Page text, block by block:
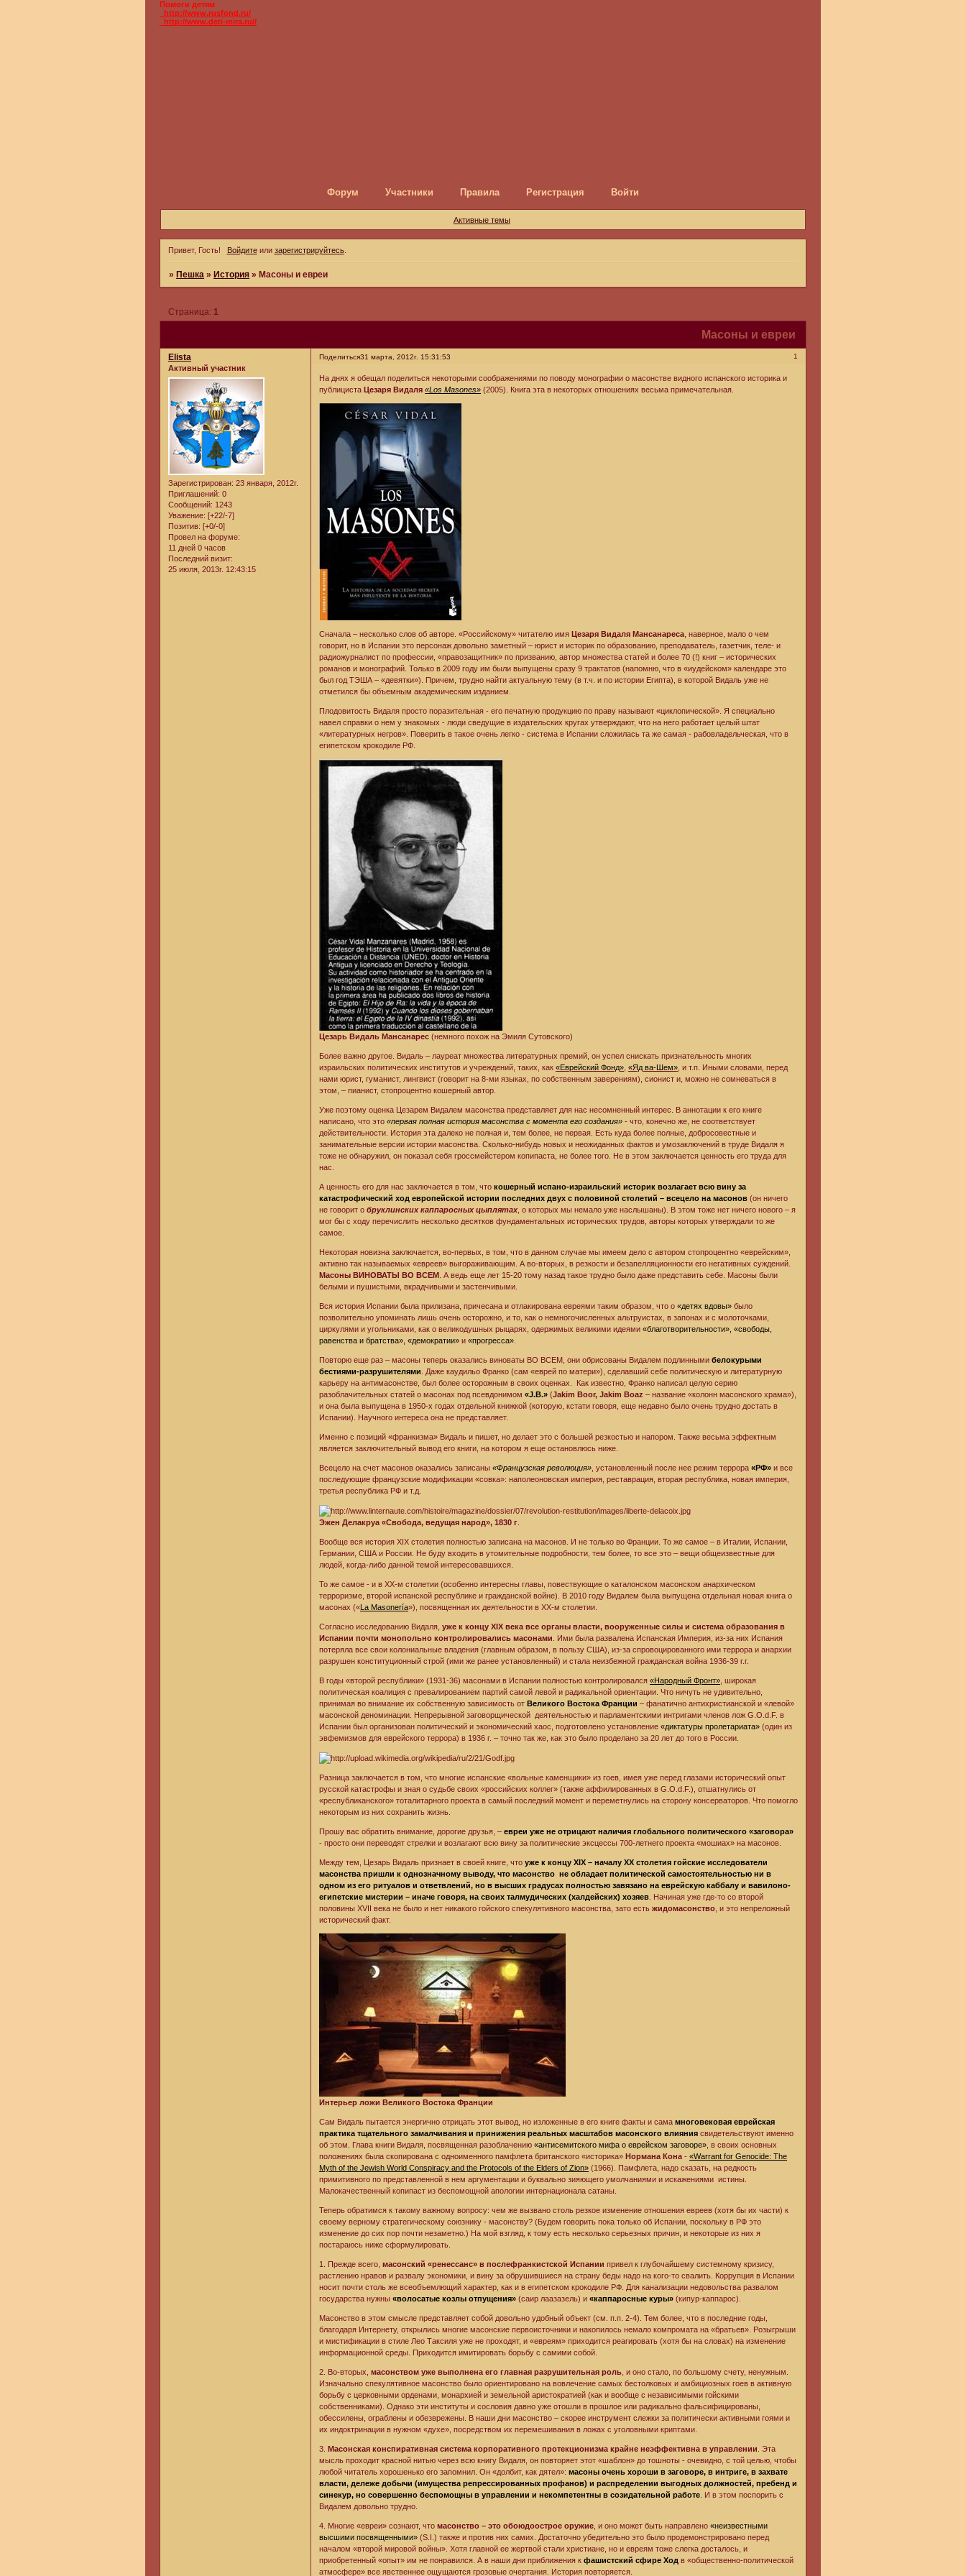
Помоги детям
_http://www.rusfond.ru/
_http://www.deti-mira.ru//
Форум Участники Правила Регистрация Войти
Активные темы
Привет, Гость! Войдитеили зарегистрируйтесь.
» Пешка » История » Масоны и евреи
Масоны и евреи
Страница: 1
Поделиться 1
31 марта, 2012г. 15:31:53
Elista
Активный участник
Зарегистрирован: 23 января, 2012г.
Приглашений: 0
Сообщений: 1243
Уважение: [+22/-7]
Позитив: [+0/-0]
Провел на форуме:
11 дней 0 часов
Последний визит:
25 июля, 2013г. 12:43:15
На днях я обещал поделиться некоторыми соображениями по поводу монографии о масонстве видного испанского историка и
публицистаЦезаря Видаля «Los Masones» (2005). Книга эта в некоторых отношениях весьма примечательная.
Сначала – несколько слов об авторе. «Российскому» читателю имяЦезаря Видаля Мансанареса , наверное, мало о чем
говорит, но в Испании это персонаж довольно заметный – юрист и историк по образованию, преподаватель, газетчик, теле- и
радиожурналист по профессии, «правозащитник» по призванию, автор множества статей и более 70 (!) книг – исторических
романов и монографий. Только в 2009 году им были выпущены сразу 9 трактатов (напомню, что в «иудейском» календаре это
был год ТЭША – «девятки»). Причем, трудно найти актуальную тему (в т.ч. и по истории Египта), в которой Видаль уже не
отметился бы объемным академическим изданием.
Плодовитость Видаля просто поразительная - его печатную продукцию по праву называют «циклопической». Я специально
навел справки о нем у знакомых - люди сведущие в издательских кругах утверждают, что на него работает целый штат
«литературных негров». Поверить в такое очень легко - система в Испании сложилась та же самая - рабовладельческая, что в
египетском крокодиле РФ.
Цезарь Видаль Мансанарес (немного похож на Эмиля Сутовского)
Более важно другое. Видаль – лауреат множества литературных премий, он успел снискать признательность многих
израильских политических институтов и учреждений, таких, как«Еврейский Фонд» ,«Яд ва-Шем» , и т.п. Иными словами, перед
нами юрист, гуманист, лингвист (говорит на 8-ми языках, по собственным заверениям), сионист и, можно не сомневаться в
этом, – пианист, стопроцентно кошерный автор.
Уже поэтому оценка Цезарем Видалем масонства представляет для нас несомненный интерес. В аннотации к его книге
написано, что это«первая полная история масонства с момента его создания» - что, конечно же, не соответствует
действительности. История эта далеко не полная и, тем более, не первая. Есть куда более полные, добросовестные и
занимательные версии истории масонства. Сколько-нибудь новых и неожиданных фактов и умозаключений в труде Видаля я
тоже не обнаружил, он показал себя гроссмейстером копипаста, не более того. Не в этом заключается ценность его труда для
нас.
А ценность его для нас заключается в том, чтокошерный испано-израильский историк возлагает всю вину за
катастрофический ход европейской истории последних двух с половиной столетий – всецело на масонов (он ничего
не говорит обруклинских каппаросных цыплятах, о которых мы немало уже наслышаны). В этом тоже нет ничего нового – я
мог бы с ходу перечислить несколько десятков фундаментальных исторических трудов, авторы которых утверждали то же
самое.
Некоторая новизна заключается, во-первых, в том, что в данном случае мы имеем дело с автором стопроцентно «еврейским»,
активно так называемых «евреев» выгораживающим. А во-вторых, в резкости и безапелляционности его негативных суждений.
Масоны ВИНОВАТЫ ВО ВСЕМ . А ведь еще лет 15-20 тому назад такое трудно было даже представить себе. Масоны были
белыми и пушистыми, вкрадчивыми и застенчивыми.
Вся история Испании была прилизана, причесана и отлакирована евреями таким образом, что о«детях вдовы» было
позволительно упоминать лишь очень осторожно, и то, как о немногочисленных альтруистах, в запонах и с молоточками,
циркулями и угольниками, как о великодушных рыцарях, одержимых великими идеями«благотворительности», «свободы,
равенства и братства», «демократии» и«прогресса»
Повторю еще раз – масоны теперь оказались виноваты ВО ВСЕМ, они обрисованы Видалем подлиннымибелокурыми
бестиями-разрушителями . Даже каудильо Франко (сам «еврей по матери»), сделавший себе политическую и литературную
карьеру на антимасонстве, был более осторожным в своих оценках. Как известно, Франко написал целую серию
разоблачительных статей о масонах под псевдонимом«J.B.» (Jakim Boor, Jakim Boaz – название «колонн масонского храма»),
и она была выпущена в 1950-х годах отдельной книжкой (которую, кстати говоря, еще недавно было очень трудно достать в
Испании). Научного интереса она не представляет.
Именно с позиций «франкизма» Видаль и пишет, но делает это с большей резкостью и напором. Также весьма эффектным
является заключительный вывод его книги, на котором я еще остановлюсь ниже.
Всецело на счет масонов оказались записаны«Французская революция» , установленный после нее режим террора«РФ» и все
последующие французские модификации «совка»: наполеоновская империя, реставрация, вторая республика, новая империя,
третья республика РФ и т.д.
Эжен Делакруа «Свобода, ведущая народ», 1830 г
Вообще вся история XIX столетия полностью записана на масонов. И не только во Франции. То же самое – в Италии, Испании,
Германии, США и России. Не буду входить в утомительные подробности, тем более, то все это – вещи общеизвестные для
людей, когда-либо данной темой интересовавшихся.
То же самое - и в ХХ-м столетии (особенно интересны главы, повествующие о каталонском масонском анархическом
терроризме, второй испанской республике и гражданской войне). В 2010 году Видалем была выпущена отдельная новая книга о
масонах («La Masonería»), посвященная их деятельности в XX-м столетии.
Согласно исследованию Видаля,уже к концу XIX века все органы власти, вооруженные силы и система образования в
Испании почти монопольно контролировались масонами . Ими была развалена Испанская Империя, из-за них Испания
потеряла все свои колониальные владения (главным образом, в пользу США), из-за спровоцированного ими террора и анархии
разрушен конституционный строй (ими же ранее установленный) и стала неизбежной гражданская война 1936-39 г.г.
В годы «второй республики» (1931-36) масонами в Испании полностью контролировался«Народный Фронт» , широкая
политическая коалиция с превалированием партий самой левой и радикальной ориентации. Что ничуть не удивительно,
принимая во внимание их собственную зависимость отВеликого Востока Франции – фанатично антихристианской и «левой»
масонской деноминации. Непрерывной заговорщической деятельностью и парламентскими интригами членов лож G.O.d.F. в
Испании был организован политический и экономический хаос, подготовлено установление«диктатуры пролетариата» (один из
эвфемизмов для еврейского террора) в 1936 г. – точно так же, как это было проделано за 20 лет до того в России.
Разница заключается в том, что многие испанские «вольные каменщики» из гоев, имея уже перед глазами исторический опыт
русской катастрофы и зная о судьбе своих «российских коллег» (также аффилированных в G.O.d.F.), отшатнулись от
«республиканского» тоталитарного проекта в самый последний момент и переметнулись на сторону консерваторов. Что помогло
некоторым из них сохранить жизнь.
Прошу вас обратить внимание, дорогие друзья, –евреи уже не отрицают наличия глобального политического «заговора»
- просто они переводят стрелки и возлагают всю вину за политические эксцессы 700-летнего проекта «мошиах» на масонов.
Между тем, Цезарь Видаль признает в своей книге, чтоуже к концу XIX – началу XX столетия гойские исследователи
масонства пришли к однозначному выводу, что масонство не обладает политической самостоятельностью ни в
одном из его ритуалов и ответвлений, но в высших градусах полностью завязано на еврейскую каббалу и вавилоно-
египетские мистерии – иначе говоря, на своих талмудических (халдейских) хозяев . Начиная уже где-то со второй
половины XVII века не было и нет никакого гойского спекулятивного масонства, зато естьжидомасонство , и это непреложный
исторический факт.
Интерьер ложи Великого Востока Франции
Сам Видаль пытается энергично отрицать этот вывод, но изложенные в его книге факты и самамноговековая еврейская
практика тщательного замалчивания и принижения реальных масштабов масонского влияния свидетельствуют именно
об этом. Глава книги Видаля, посвященная разоблачению«антисемитского мифа о еврейском заговоре» , в своих основных
положениях была скопирована с одноименного памфлета британского «историка»Нормана Кона -«Warrant for Genocide: The
Myth of the Jewish World Conspiracy and the Protocols of the Elders of Zion» (1966). Памфлета, надо сказать, на редкость
примитивного по представленной в нем аргументации и буквально зияющего умолчаниями и искажениями истины.
Малокачественный копипаст из беспомощной апологии интернационала сатаны.
Теперь обратимся к такому важному вопросу: чем же вызвано столь резкое изменение отношения евреев (хотя бы их части) к
своему верному стратегическому союзнику - масонству? (Будем говорить пока только об Испании, поскольку в РФ это
изменение до сих пор почти незаметно.) На мой взгляд, к тому есть несколько серьезных причин, и некоторые из них я
постараюсь ниже сформулировать.
1. Прежде всего,масонский «ренессанс» в послефранкистской Испании привел к глубочайшему системному кризису,
растлению нравов и развалу экономики, и вину за обрушившиеся на страну беды надо на кого-то свалить. Коррупция в Испании
носит почти столь же всеобъемлющий характер, как и в египетском крокодиле РФ. Для канализации недовольства развалом
государства нужны«волосатые козлы отпущения» (саир лаазазель) и«каппаросные куры» (кипур-каппарос).
Масонство в этом смысле представляет собой довольно удобный объект (см. п.п. 2-4). Тем более, что в последние годы,
благодаря Интернету, открылись многие масонские первоисточники и накопилось немало компромата на «братьев». Розыгрыши
и мистификации в стиле Лео Таксиля уже не проходят, и «евреям» приходится реагировать (хотя бы на словах) на изменение
информационной среды. Приходится имитировать борьбу с самими собой.
2. Во-вторых,масонством уже выполнена его главная разрушительная роль , и оно стало, по большому счету, ненужным.
Изначально спекулятивное масонство было ориентировано на вовлечение самых бестолковых и амбициозных гоев в активную
борьбу с церковными орденами, монархией и земельной аристократией (как и вообще с независимыми гойскими
собственниками). Однако эти институты и сословия давно уже отошли в прошлое или радикально фальсифицированы,
обессилены, ограблены и обезврежены. В наши дни масонство – скорее инструмент слежки за политически активными гоями и
их индоктринации в нужном «духе», посредством их перемешивания в ложах с уголовными криптами.
3.Масонская конспиративная система корпоративного протекционизма крайне неэффективна в управлении . Эта
мысль проходит красной нитью через всю книгу Видаля, он повторяет этот «шаблон» до тошноты - очевидно, с той целью, чтобы
любой читатель хорошенько его запомнил. Он «долбит, как дятел»:масоны очень хороши в заговоре, в интриге, в захвате
власти, дележе добычи (имущества репрессированных профанов) и распределении выгодных должностей, пребенд и
синекур, но совершенно беспомощны в управлении и некомпетентны в созидательной работе . И в этом поспорить с
Видалем довольно трудно.
4. Многие «евреи» сознают, чтомасонство – это обоюдоострое оружие , и оно может быть направлено«неизвестными
высшими посвященными» (S.I.) также и против них самих. Достаточно убедительно это было продемонстрировано перед
началом «второй мировой войны». Хотя главной ее жертвой стали христиане, но и евреям тоже слегка досталось, и
приобретенный «опыт» им не понравился. А в наши дни приближения кфашистский сфире Ход в «общественно-политической
атмосфере» все явственнее ощущаются грозовые очертания. История повторяется.